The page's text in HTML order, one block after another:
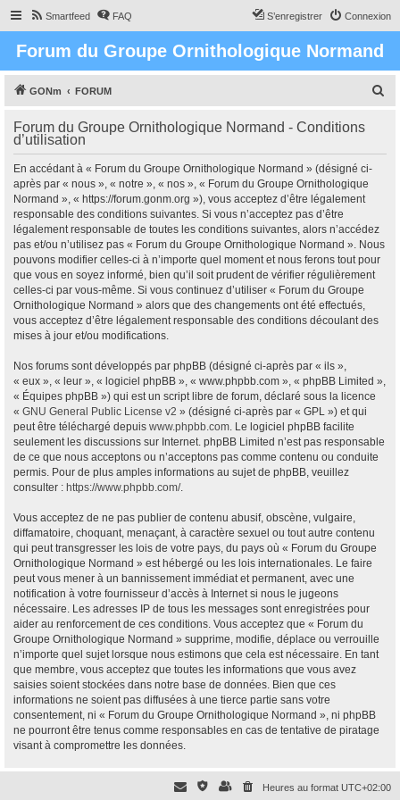
Smartfeed FAQ Connexion
S’enregistrer
Forum du Groupe Ornithologique Normand
GONm FORUM
h
Forum du Groupe Ornithologique Normand - Conditions
d’utilisation
En accédant à « Forum du Groupe Ornithologique Normand » (désigné ci-
après par « nous », « notre », « nos », « Forum du Groupe Ornithologique
Normand », « https://forum.gonm.org »), vous acceptez d’être légalement
responsable des conditions suivantes. Si vous n’acceptez pas d’être
légalement responsable de toutes les conditions suivantes, alors n’accédez
pas et/ou n’utilisez pas « Forum du Groupe Ornithologique Normand ». Nous
pouvons modifier celles-ci à n’importe quel moment et nous ferons tout pour
que vous en soyez informé, bien qu’il soit prudent de vérifier régulièrement
celles-ci par vous-même. Si vous continuez d’utiliser « Forum du Groupe
Ornithologique Normand » alors que des changements ont été effectués,
vous acceptez d’être légalement responsable des conditions découlant des
mises à jour et/ou modifications.
Nos forums sont développés par phpBB (désigné ci-après par « ils »,
« eux », « leur », « logiciel phpBB », « www.phpbb.com », « phpBB Limited »,
« Équipes phpBB ») qui est un script libre de forum, déclaré sous la licence
« GNU General Public License v2 » (désigné ci-après par « GPL ») et qui
peut être téléchargé depuis www.phpbb.com. Le logiciel phpBB facilite
seulement les discussions sur Internet. phpBB Limited n’est pas responsable
de ce que nous acceptons ou n’acceptons pas comme contenu ou conduite
permis. Pour de plus amples informations au sujet de phpBB, veuillez
consulter : https://www.phpbb.com/.
Vous acceptez de ne pas publier de contenu abusif, obscène, vulgaire,
diffamatoire, choquant, menaçant, à caractère sexuel ou tout autre contenu
qui peut transgresser les lois de votre pays, du pays où « Forum du Groupe
Ornithologique Normand » est hébergé ou les lois internationales. Le faire
peut vous mener à un bannissement immédiat et permanent, avec une
notification à votre fournisseur d’accès à Internet si nous le jugeons
nécessaire. Les adresses IP de tous les messages sont enregistrées pour
aider au renforcement de ces conditions. Vous acceptez que « Forum du
Groupe Ornithologique Normand » supprime, modifie, déplace ou verrouille
n’importe quel sujet lorsque nous estimons que cela est nécessaire. En tant
que membre, vous acceptez que toutes les informations que vous avez
saisies soient stockées dans notre base de données. Bien que ces
informations ne soient pas diffusées à une tierce partie sans votre
consentement, ni « Forum du Groupe Ornithologique Normand », ni phpBB
ne pourront être tenus comme responsables en cas de tentative de piratage
visant à compromettre les données.
Heures au format UTC+02:00